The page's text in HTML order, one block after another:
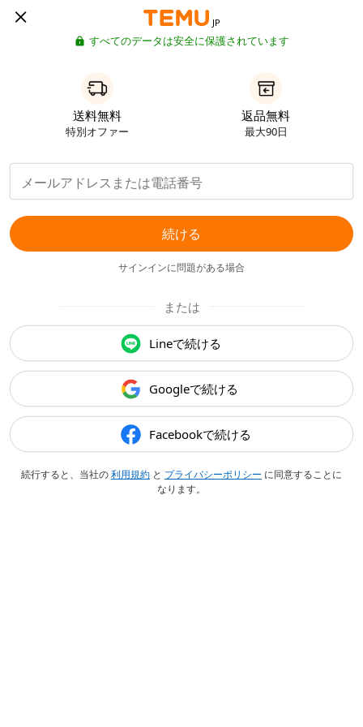
JP
すべてのデータは安全に保護されています
送料無料
特別オファー
返品無料
最大90日
続ける
サインインに問題がある場合
または
Lineで続ける
Googleで続ける
Facebookで続ける
続行すると、当社の利用規約 と プライバシーポリシー に同意することに
なります。